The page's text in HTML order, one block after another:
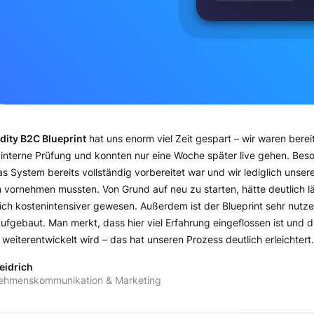
B2C Blueprint hat uns enorm viel Zeit gespart – wir waren
Prüfung und konnten nur eine Woche später live gehen.
System bereits vollständig vorbereitet war und wir lediglich
vornehmen mussten. Von Grund auf neu zu starten, hätte deutlich
kostenintensiver gewesen. Außerdem ist der Blueprint sehr
Man merkt, dass hier viel Erfahrung eingeflossen ist und
wird – das hat unseren Prozess deutlich
& Marketing
Blueprint
innerhalb von 3 Tagen unser Netzportal eigenständig konfigurieren und live schalten. Klare Weiterempfehlung!"
Geschäftsführung
ommodity B2C Blueprinthat uns viel Zeit gespart
bereit für die interne Prüfung und
überzeugend war, dass das System
Anpassungen vornehmen mussten.
und teurer gewesen. Zudem ist der
den gesamten Prozess erleichtert hat."
Igor Kobets